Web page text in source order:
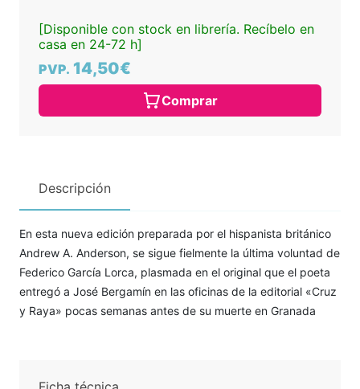
[Disponible con stock en librería. Recíbelo en
casa en 24-72 h]
PVP. 14,50€
Comprar
Descripción
En esta nueva edición preparada por el hispanista británico
Andrew A. Anderson, se sigue fielmente la última voluntad de
Federico García Lorca, plasmada en el original que el poeta
entregó a José Bergamín en las oficinas de la editorial «Cruz
y Raya» pocas semanas antes de su muerte en Granada